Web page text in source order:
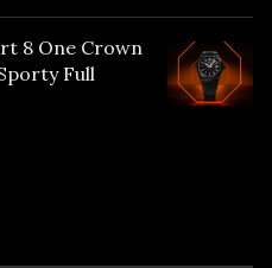
8 One Crown
Full